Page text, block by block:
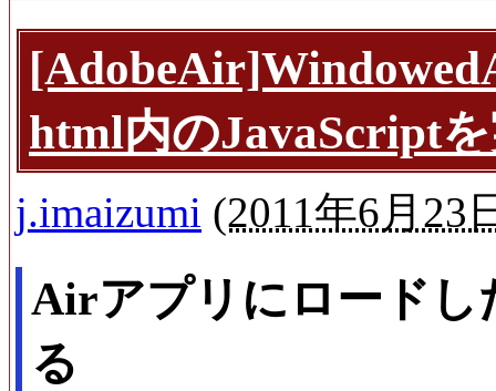
html内のJavaScript
j.imaizumi (2011年6月23
Airアプリにロードし
る